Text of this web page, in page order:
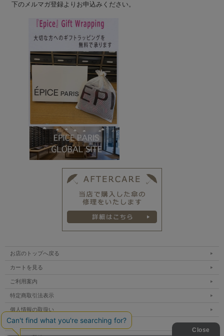
下のメルマガ登録よりお申込みください。
お店のトップへ戻る
カートを見る
ご利用案内
特定商取引法表示
個人情報の取扱い
サイトマップ